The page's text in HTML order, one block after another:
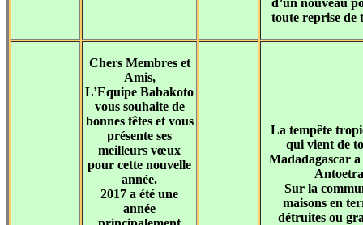
d’un nouveau
toute reprise de
Chers Membres et
Amis,
L’Equipe Babakoto
vous souhaite de
bonnes fêtes et vous
présente ses
meilleurs vœux
pour cette nouvelle
année.
2017 a été une
année
La tempête
qui vient de
Madadagascar a
Sur la
maisons en
détruites ou